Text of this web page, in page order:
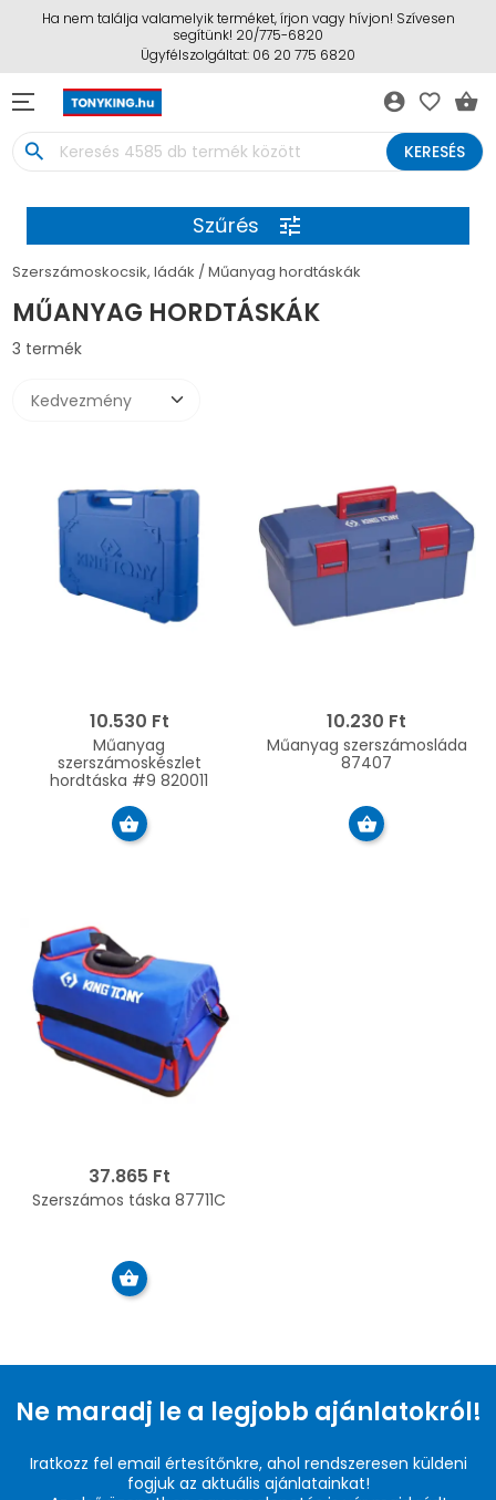
Ha nem találja valamelyik terméket, írjon vagy hívjon! Szívesen
segítünk! 20/775-6820
Ügyfélszolgáltat: 06 20 775 6820
account_circle favorite_border shopping_basket
search KERESÉS
Szűrés tune
Szerszámoskocsik, ládák Műanyag hordtáskák
MŰANYAG HORDTÁSKÁK
3 termék
10.530 Ft
Műanyag
szerszámoskészlet
hordtáska #9 820011
10.230 Ft
Műanyag szerszámosláda
87407
37.865 Ft
Szerszámos táska 87711C
Ne maradj le a legjobb ajánlatokról!
Iratkozz fel email értesítőnkre, ahol rendszeresen küldeni
fogjuk az aktuális ajánlatainkat!